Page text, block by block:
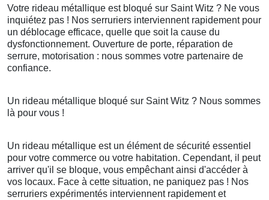
Votre rideau métallique est bloqué sur Saint Witz ? Ne vous
inquiétez pas ! Nos serruriers interviennent rapidement pour
un déblocage efficace, quelle que soit la cause du
dysfonctionnement. Ouverture de porte, réparation de
serrure, motorisation : nous sommes votre partenaire de
confiance.
Un rideau métallique bloqué sur Saint Witz ? Nous sommes
là pour vous !
Un rideau métallique est un élément de sécurité essentiel
pour votre commerce ou votre habitation. Cependant, il peut
arriver qu'il se bloque, vous empêchant ainsi d'accéder à
vos locaux. Face à cette situation, ne paniquez pas ! Nos
serruriers expérimentés interviennent rapidement et